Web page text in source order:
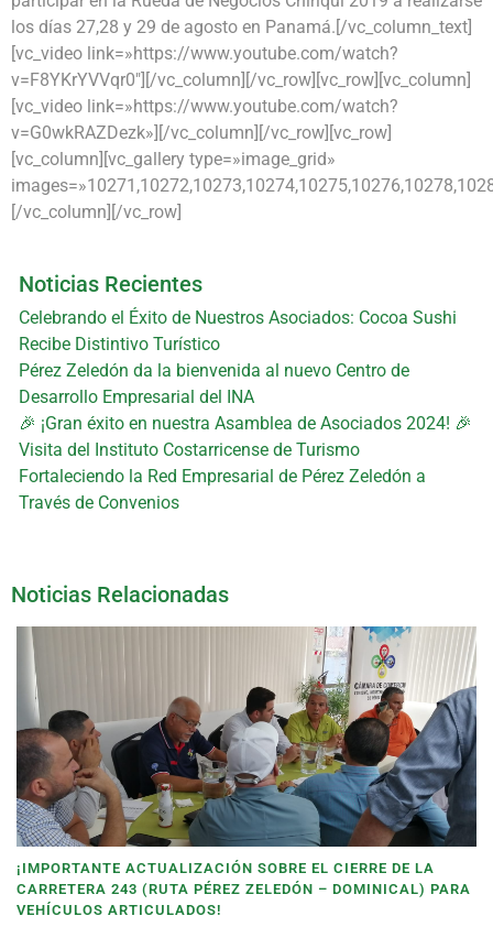
los días 27,28 y 29 de agosto en Panamá.[/vc_column_text]
[vc_video link=»https://www.youtube.com/watch?
v=F8YKrYVVqr0″][/vc_column][/vc_row][vc_row][vc_column]
[vc_video link=»https://www.youtube.com/watch?
v=G0wkRAZDezk»][/vc_column][/vc_row][vc_row]
[vc_column][vc_gallery type=»image_grid»
[/vc_column][/vc_row]
Noticias Recientes
Celebrando el Éxito de Nuestros Asociados: Cocoa Sushi
Recibe Distintivo Turístico
Pérez Zeledón da la bienvenida al nuevo Centro de
Desarrollo Empresarial del INA
🎉 ¡Gran éxito en nuestra Asamblea de Asociados 2024! 🎉
Visita del Instituto Costarricense de Turismo
Fortaleciendo la Red Empresarial de Pérez Zeledón a
Través de Convenios
Noticias Relacionadas
¡IMPORTANTE ACTUALIZACIÓN SOBRE EL CIERRE DE LA
CARRETERA 243 (RUTA PÉREZ ZELEDÓN – DOMINICAL) PARA
VEHÍCULOS ARTICULADOS!